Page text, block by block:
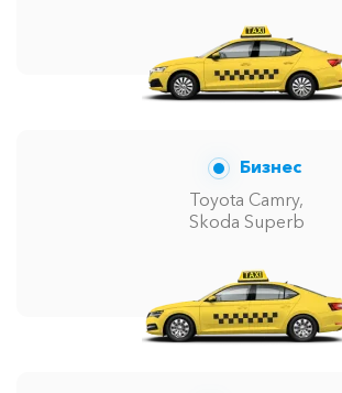
Бизнес
Toyota Camry,
Skoda Superb